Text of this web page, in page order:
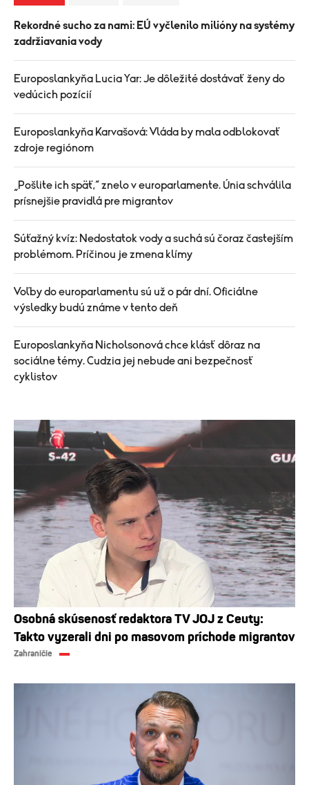
Rekordné sucho za nami: EÚ vyčlenilo milióny na systémy
zadržiavania vody
Europoslankyňa Lucia Yar: Je dôležité dostávať ženy do
vedúcich pozícií
Europoslankyňa Karvašová: Vláda by mala odblokovať
zdroje regiónom
„Pošlite ich späť,“ znelo v europarlamente. Únia schválila
prísnejšie pravidlá pre migrantov
Súťažný kvíz: Nedostatok vody a suchá sú čoraz častejším
problémom. Príčinou je zmena klímy
Voľby do europarlamentu sú už o pár dní. Oficiálne
výsledky budú známe v tento deň
Europoslankyňa Nicholsonová chce klásť dôraz na
sociálne témy. Cudzia jej nebude ani bezpečnosť
cyklistov
Osobná skúsenosť redaktora TV JOJ z Ceuty:
Takto vyzerali dni po masovom príchode migrantov
Zahraničie